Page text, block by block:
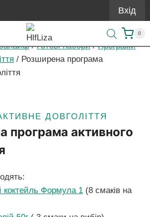
Вхід
0
/ Готові набори / Програми
/ Розширена програма
ДОВГОЛІТТЯ
програма активного
коктейль Формула 1(8 смаків на